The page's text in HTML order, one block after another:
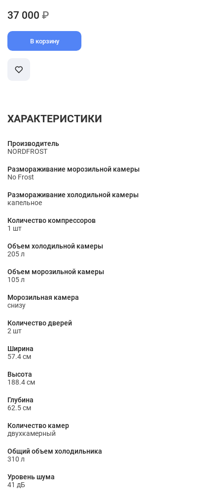
37 000 ₽
В корзину
ХАРАКТЕРИСТИКИ
Производитель
NORDFROST
Размораживание морозильной камеры
No Frost
Размораживание холодильной камеры
капельное
Количество компрессоров
1 шт
Объем холодильной камеры
205 л
Объем морозильной камеры
105 л
Морозильная камера
снизу
Количество дверей
2 шт
Ширина
57.4 см
Высота
188.4 см
Глубина
62.5 см
Количество камер
двухкамерный
Общий объем холодильника
310 л
Уровень шума
41 дБ